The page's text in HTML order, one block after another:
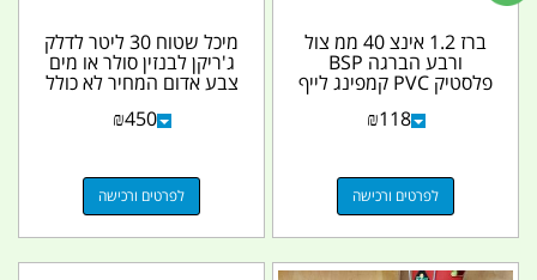
ברז 1.2 אינצ 40 ממ צול
ורבע הברגה BSP
פלסטיק PVC קמפינג לייף
₪118
לפרטים ורכישה
מיכל שטוח 30 ליטר לדלק
ג'ריקן לבנזין סולר או מים
צבע אדום המחיר לא כולל
₪450
לפרטים ורכישה